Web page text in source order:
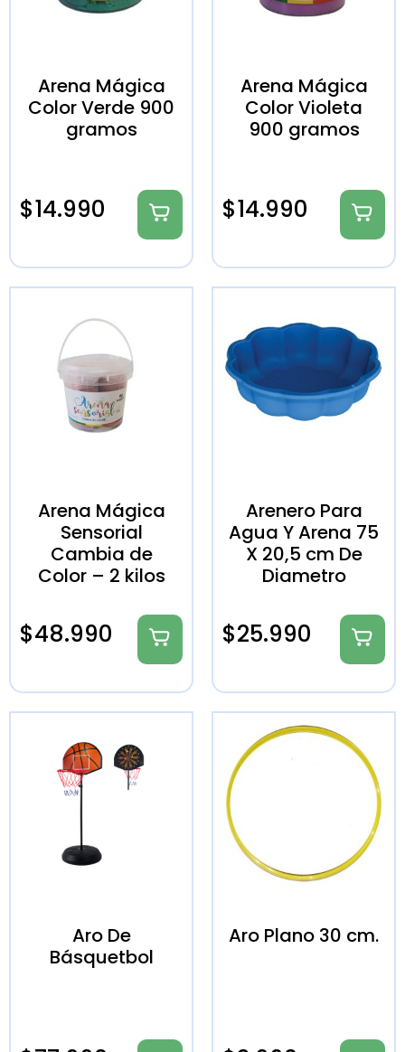
Arena Mágica
Color Verde 900
gramos
$14.990
Arena Mágica
Color Violeta
900 gramos
$14.990
Arena Mágica
Sensorial
Cambia de
Color – 2 kilos
$48.990
Arenero Para
Agua Y Arena 75
X 20,5 cm De
Diametro
$25.990
Aro De
Básquetbol
Aro Plano 30 cm.